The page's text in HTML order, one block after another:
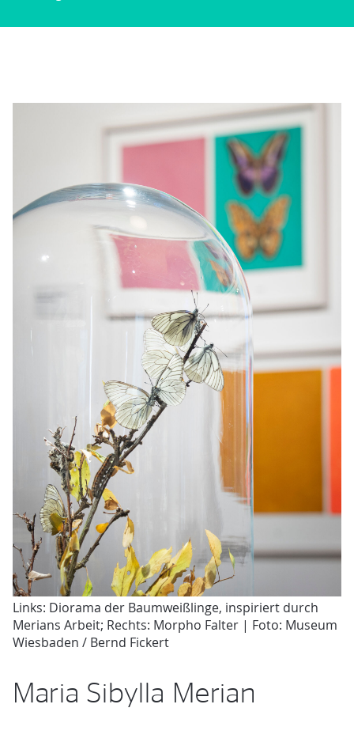
Links: Diorama der Baumweißlinge, inspiriert durch
Merians Arbeit; Rechts: Morpho Falter | Foto: Museum
Wiesbaden / Bernd Fickert
Maria Sibylla Merian